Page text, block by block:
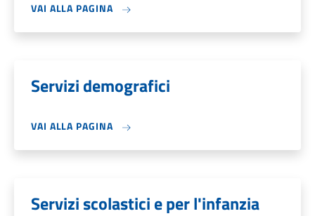
VAI ALLA PAGINA
Servizi demografici
VAI ALLA PAGINA
Servizi scolastici e per l'infanzia